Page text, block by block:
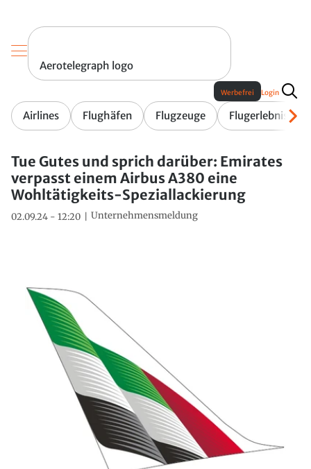
Aerotelegraph logo
Airlines Flughäfen Flugzeuge Flugerlebnis
Werbefrei Login
Tue Gutes und sprich darüber: Emirates
verpasst einem Airbus A380 eine
Wohltätigkeits-Speziallackierung
02.09.24 - 12:20 Unternehmensmeldung